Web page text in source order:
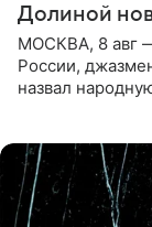
Долиной
МОСКВА, 8 авг
России,
назвал